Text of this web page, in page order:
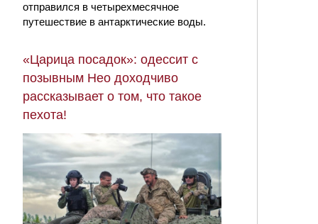
отправился в четырехмесячное
путешествие в антарктические воды.
«Царица посадок»: одессит с
позывным Нео доходчиво
рассказывает о том, что такое
пехота!